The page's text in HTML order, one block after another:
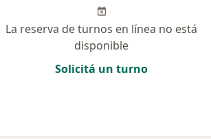
La reserva de turnos en línea no está
disponible
Solicitá un turno